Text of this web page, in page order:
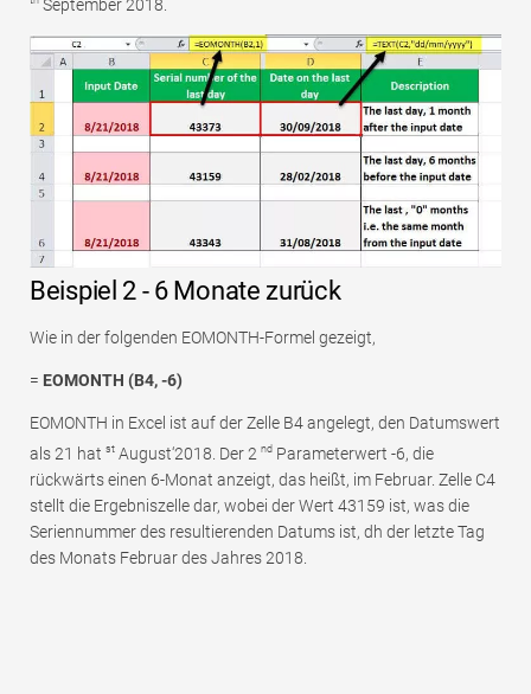
September 2018.
Beispiel 2 - 6 Monate zurück
Wie in der folgenden EOMONTH-Formel gezeigt,
= EOMONTH (B4, -6)
EOMONTH in Excel ist auf der Zelle B4 angelegt, den Datumswert
als 21 hat st August‘2018. Der 2 nd Parameterwert -6, die
rückwärts einen 6-Monat anzeigt, das heißt, im Februar. Zelle C4
stellt die Ergebniszelle dar, wobei der Wert 43159 ist, was die
Seriennummer des resultierenden Datums ist, dh der letzte Tag
des Monats Februar des Jahres 2018.